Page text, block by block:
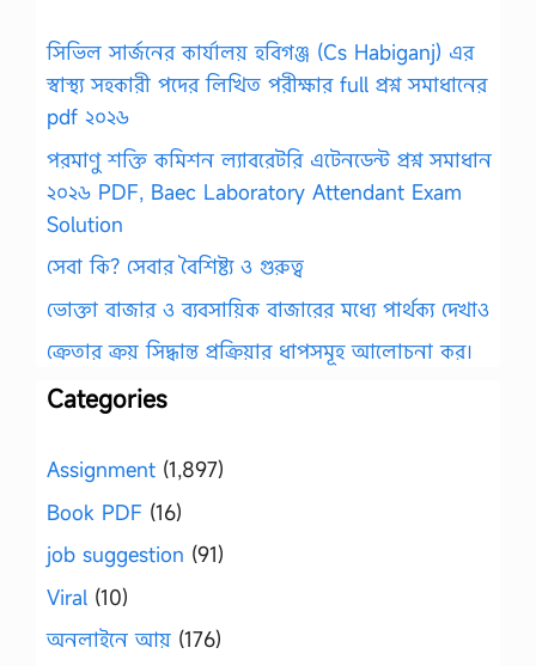
সিভিল সার্জনের কার্যালয় হবিগঞ্জ (Cs Habiganj) এর
স্বাস্থ্য সহকারী পদের লিখিত পরীক্ষার full প্রশ্ন সমাধানের
pdf ২০২৬
পরমাণু শক্তি কমিশন ল্যাবরেটরি এটেনডেন্ট প্রশ্ন সমাধান
২০২৬ PDF, Baec Laboratory Attendant Exam
Solution
সেবা কি? সেবার বৈশিষ্ট্য ও গুরুত্ব
ভোক্তা বাজার ও ব্যবসায়িক বাজারের মধ্যে পার্থক্য দেখাও
ক্রেতার ক্রয় সিদ্ধান্ত প্রক্রিয়ার ধাপসমূহ আলোচনা কর।
Categories
Assignment (1,897)
Book PDF (16)
job suggestion (91)
Viral (10)
অনলাইনে আয় (176)